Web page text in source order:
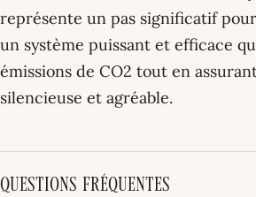
représente un pas significatif
un système puissant et efficace
émissions de CO2 tout en
silencieuse et agréable.
Questions fréquentes